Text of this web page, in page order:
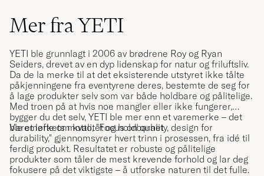
Mer fra YETI
YETI ble grunnlagt i 2006 av brødrene Roy og Ryan
Seiders, drevet av en dyp lidenskap for natur og friluftsliv.
Da de la merke til at det eksisterende utstyret ikke tålte
påkjenningene fra eventyrene deres, bestemte de seg for
å lage produkter selv som var både holdbare og pålitelige.
Med troen på at hvis noe mangler eller ikke fungerer,
bygger du det selv, YETI ble mer enn et varemerke – det
ble et løfte om kvalitet og holdbarhet
Varemerkets motto, "Focus on quality, design for
durability," gjennomsyrer hvert trinn i prosessen, fra idé til
ferdig produkt. Resultatet er robuste og pålitelige
produkter som tåler de mest krevende forhold og lar deg
fokusere på det viktigste – å utforske naturen til det fulle.